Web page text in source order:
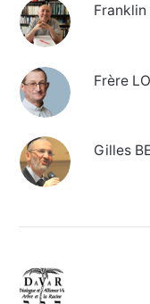
Franklin
Frère
Gilles